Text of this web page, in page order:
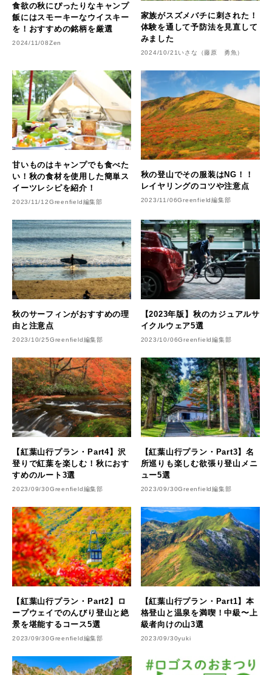
食欲の秋にぴったりなキャンプ
飯にはスモーキーなウイスキー
を！おすすめの銘柄を厳選
2024/11/08Zen
家族がスズメバチに刺された！
体験を通して予防法を見直して
みました
2024/10/21 いさな（藤原 勇魚）
甘いものはキャンプでも食べた
い！秋の食材を使用した簡単ス
イーツレシピを紹介！
2023/11/12Greenfield編集部
秋の登山でその服装はNG！！
レイヤリングのコツや注意点
2023/11/06Greenfield編集部
秋のサーフィンがおすすめの理
由と注意点
2023/10/25Greenfield編集部
【2023年版】秋のカジュアルサ
イクルウェア5選
2023/10/06Greenfield編集部
【紅葉山行プラン・Part4】沢
登りで紅葉を楽しむ！秋におす
すめのルート3選
2023/09/30Greenfield編集部
【紅葉山行プラン・Part3】名
所巡りも楽しむ欲張り登山メニ
ュー5選
2023/09/30Greenfield編集部
【紅葉山行プラン・Part2】ロ
ープウェイでのんびり登山と絶
景を堪能するコース5選
2023/09/30Greenfield編集部
【紅葉山行プラン・Part1】本
格登山と温泉を満喫！中級〜上
級者向けの山3選
2023/09/30yuki